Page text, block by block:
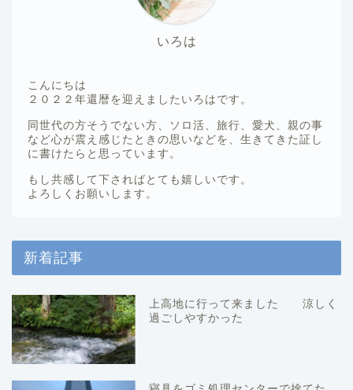
いろは
こんにちは
２０２２年還暦を迎えましたいろはです。
同世代の方そうでない方、ソロ活、旅行、愛犬、親の事
など心が震え感じたときの思いなどを、生きてきた証し
に書けたらと思っています。
もし共感して下さればとても嬉しいです。
よろしくお願いします。
新着記事
上高地に行って来ました 涼しく
過ごしやすかった